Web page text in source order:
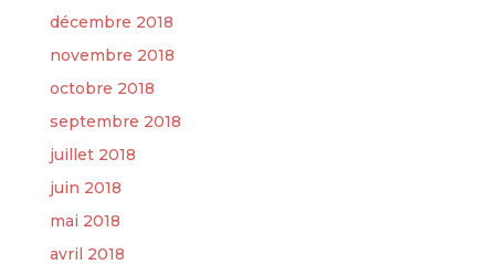
décembre 2018
novembre 2018
octobre 2018
septembre 2018
juillet 2018
juin 2018
mai 2018
avril 2018